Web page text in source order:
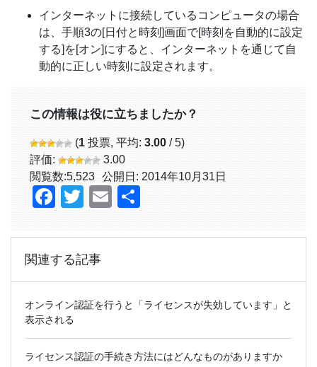
インターネットに接続しているコンピュータの場合
は、手順3の[日付と時刻]画面で[時刻を自動的に設定
する]を[オン]にすると、インターネットを通じて自
動的に正しい時刻に設定されます。
この情報は役に立ちましたか？
(1 投票, 平均: 3.00 / 5)
評価:
3.00
閲覧数:5,523 公開日: 2014年10月31日
Facebook
TwitterEmail
関連する記事
オンライン認証を行うと「ライセンスが失効しています」と
表示される
ライセンス認証の手続き方法にはどんなものがありますか